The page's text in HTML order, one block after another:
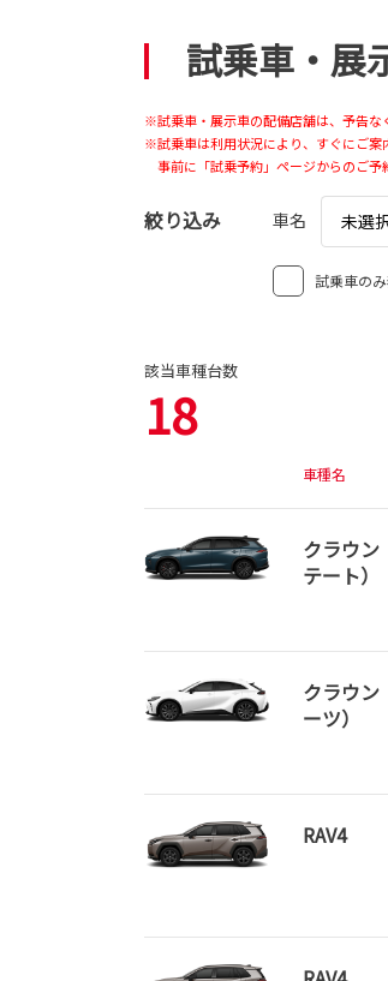
試乗車・展
※試乗車・展示車の配備店舗は、予告な
※試乗車は利用状況により、すぐにご案
事前に「試乗予約」ページからのご予
絞り込み 車名 未選
試乗車の
該当車種台数
18
車種名
クラウン
テート）
クラウン
ーツ）
RAV4